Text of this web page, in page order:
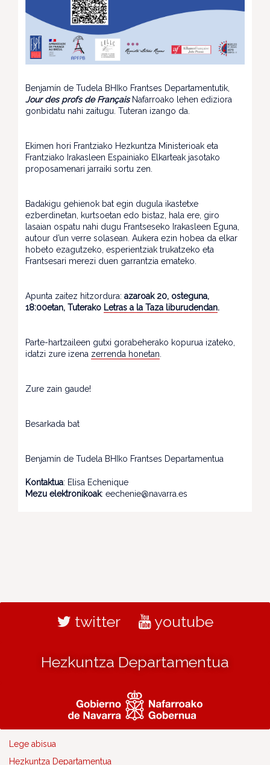
Benjamín de Tudela BHIko Frantses Departamentutik,
Jour des profs de Français Nafarroako lehen ediziora
gonbidatu nahi zaitugu. Tuteran izango da.
Ekimen hori Frantziako Hezkuntza Ministerioak eta
Frantziako Irakasleen Espainiako Elkarteak jasotako
proposamenari jarraiki sortu zen.
Badakigu gehienok bat egin dugula ikastetxe
ezberdinetan, kurtsoetan edo bistaz, hala ere, giro
lasaian ospatu nahi dugu Frantseseko Irakasleen Eguna,
autour d’un verre solasean. Aukera ezin hobea da elkar
hobeto ezagutzeko, esperientziak trukatzeko eta
Frantsesari merezi duen garrantzia emateko.
Apunta zaitez hitzordura: azaroak 20, osteguna,
18:00etan, Tuterako Letras a la Taza liburudendan.
Parte-hartzaileen gutxi gorabeherako kopurua izateko,
idatzi zure izena zerrenda honetan
Zure zain gaude!
Besarkada bat
Benjamín de Tudela BHIko Frantses Departamentua
Kontaktua: Elisa Echenique
Mezu elektronikoak: eechenie@navarra.es
twitter youtube
Hezkuntza Departamentua
Lege abisua
Hezkuntza Departamentua